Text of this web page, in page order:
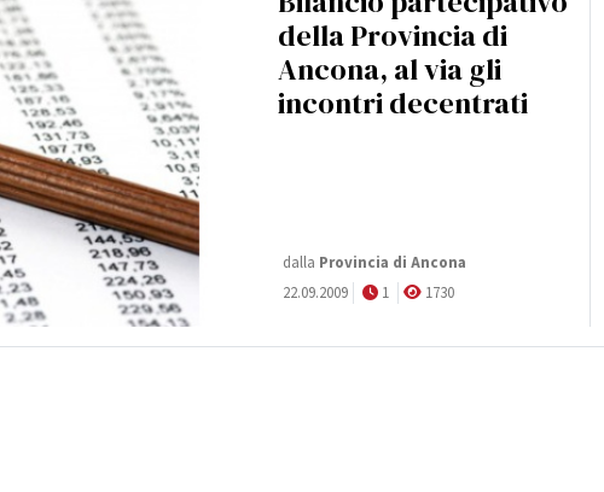
della Provincia di
Ancona, al via gli
incontri decentrati
dalla Provincia di Ancona
22.09.2009
1 1730